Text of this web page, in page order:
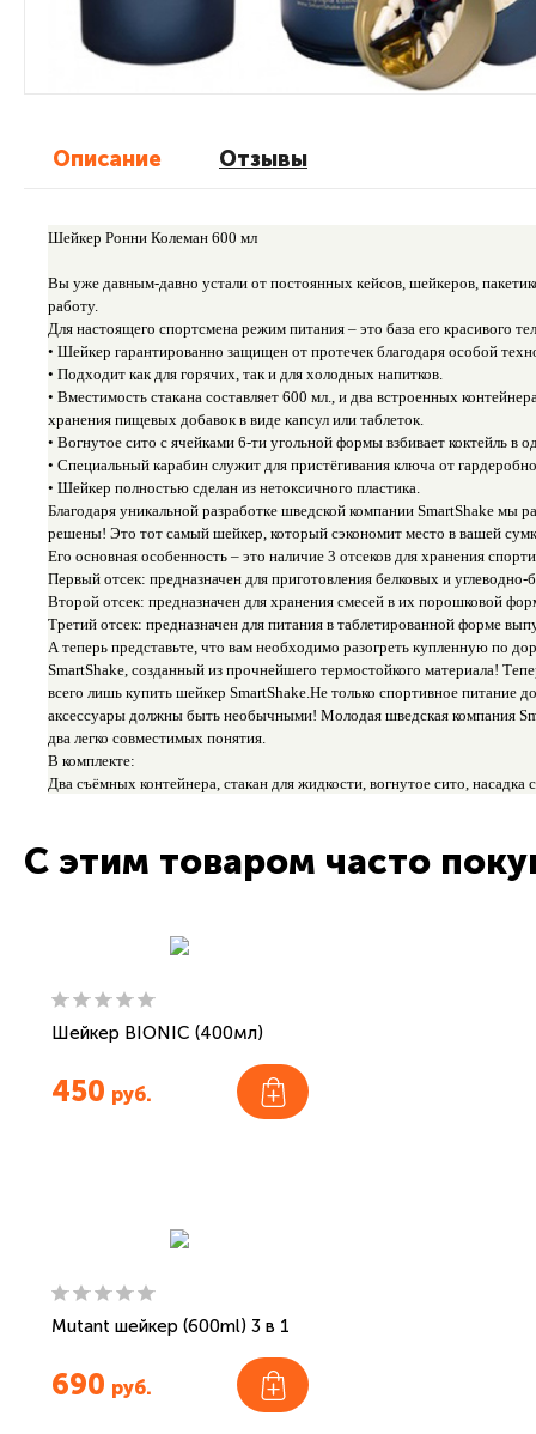
Описание Отзывы
Шейкер Ронни Колеман 600 мл
Вы уже давным-давно устали от постоянных кейсов, шейкеров,
работу.
Для настоящего спортсмена режим питания – это база его красивого
• Шейкер гарантированно защищен от протечек благодаря особой
• Подходит как для горячих, так и для холодных напитков.
• Вместимость стакана составляет 600 мл., и два встроенных
хранения пищевых добавок в виде капсул или таблеток.
• Вогнутое сито с ячейками 6-ти угольной формы взбивает коктейль в
• Специальный карабин служит для пристёгивания ключа от
• Шейкер полностью сделан из нетоксичного пластика.
Благодаря уникальной разработке шведской компании SmartShake
решены! Это тот самый шейкер, который сэкономит место в вашей
Его основная особенность – это наличие 3 отсеков для хранения
Первый отсек: предназначен для приготовления белковых и углеводно-
Второй отсек: предназначен для хранения смесей в их порошковой
Третий отсек: предназначен для питания в таблетированной форме
А теперь представьте, что вам необходимо разогреть купленную по
SmartShake, созданный из прочнейшего термостойкого материала!
всего лишь купить шейкер SmartShake.Не только спортивное питание
аксессуары должны быть необычными! Молодая шведская компания
два легко совместимых понятия.
В комплекте:
Два съёмных контейнера, стакан для жидкости, вогнутое сито,
С этим товаром часто
Шейкер BIONIC (400мл)
450 руб.
Mutant шейкер (600ml) 3 в 1
690 руб.